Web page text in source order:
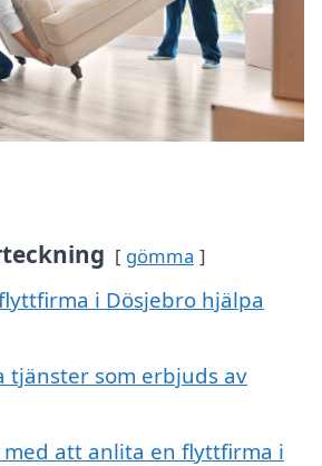
gömma
i Dösjebro hjälpa
tjänster som erbjuds av
med att anlita en flyttfirma i